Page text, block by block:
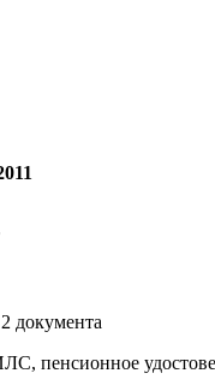
2 документа
пенсионное